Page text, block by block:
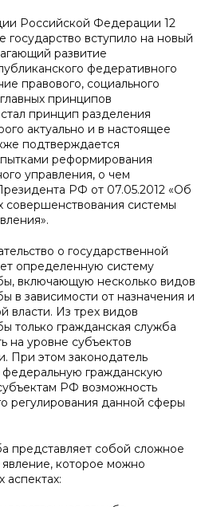
Российской Федерации 12
государство вступило на новый
развитие
федеративного
правового, социального
принципов
принцип разделения
актуально и в настоящее
подтверждается
реформирования
управления, о чем
РФ от 07.05.2012 «Об
совершенствования системы
о государственной
определенную систему
включающую несколько видов
в зависимости от назначения и
власти. Из трех видов
только гражданская служба
на уровне субъектов
При этом законодатель
федеральную гражданскую
РФ возможность
регулирования данной сферы
представляет собой сложное
которое можно
аспектах: